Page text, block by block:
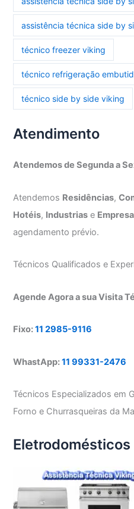
assistência técnica side by
técnico freezer viking
técnico refrigeração
técnico side by side viking
Atendimento
Atendemos de Segunda a
Atendemos Residências,
Hotéis, Industrias e
agendamento prévio.
Técnicos Qualificados e
Agende Agora a sua Visita
Fixo:11 2985-9116
WhastApp:11 99331-2476
Técnicos Especializados em
Forno e Churrasqueiras da
Eletrodomésticos